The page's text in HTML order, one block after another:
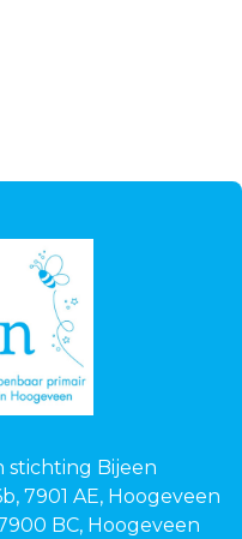
stichting Bijeen
7901 AE, Hoogeveen
BC, Hoogeveen